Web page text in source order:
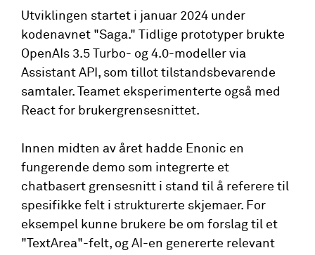
Utviklingen startet i januar 2024 under
kodenavnet "Saga." Tidlige prototyper brukte
OpenAIs 3.5 Turbo- og 4.0-modeller via
Assistant API, som tillot tilstandsbevarende
samtaler. Teamet eksperimenterte også med
React for brukergrensesnittet.
Innen midten av året hadde Enonic en
fungerende demo som integrerte et
chatbasert grensesnitt i stand til å referere til
spesifikke felt i strukturerte skjemaer. For
eksempel kunne brukere be om forslag til et
"TextArea"-felt, og AI-en genererte relevant